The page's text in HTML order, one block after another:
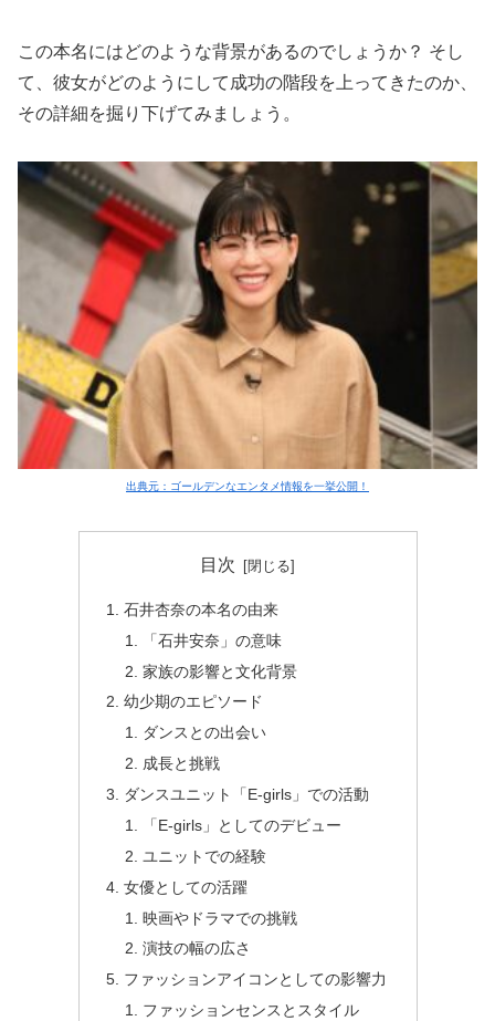
この本名にはどのような背景があるのでしょうか？ そし
て、彼女がどのようにして成功の階段を上ってきたのか、
その詳細を掘り下げてみましょう。
出典元：ゴールデンなエンタメ情報を一挙公開！
目次
石井杏奈の本名の由来
「石井安奈」の意味
家族の影響と文化背景
幼少期のエピソード
ダンスとの出会い
成長と挑戦
ダンスユニット「E-girls」での活動
「E-girls」としてのデビュー
ユニットでの経験
女優としての活躍
映画やドラマでの挑戦
演技の幅の広さ
ファッションアイコンとしての影響力
ファッションセンスとスタイル